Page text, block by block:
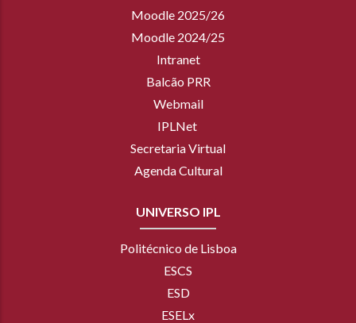
Moodle 2025/26
Moodle 2024/25
Intranet
Balcão PRR
Webmail
IPLNet
Secretaria Virtual
Agenda Cultural
UNIVERSO IPL
Politécnico de Lisboa
ESCS
ESD
ESELx